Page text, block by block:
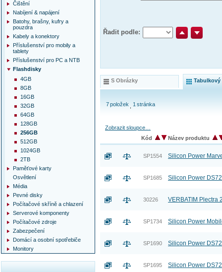
Řadit podle:
S Obrázky Tabulkový
7položek 1 stránka
Zobrazit sloupce…
Kód
Název produktu
SP1554 Silicon Power
SP1685 Silicon Power
30226 VERBATIM Plectra
SP1734 Silicon Power
SP1690 Silicon Power
SP1695 Silicon Power
Čištění
Nabíjení & napájení
Batohy, brašny, kufry a
pouzdra
Kabely a konektory
Příslušenství pro mobily a
tablety
Příslušenství pro PC a NTB
Flashdisky
4GB
8GB
16GB
32GB
64GB
128GB
256GB
512GB
1024GB
2TB
Paměťové karty
Osvětlení
Média
Pevné disky
Počítačové skříně a chlazení
Serverové komponenty
Počítačové zdroje
Zabezpečení
Domácí a osobní spotřebiče
Monitory